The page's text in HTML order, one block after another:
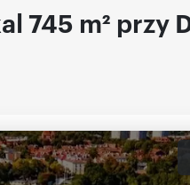
745 m² przy